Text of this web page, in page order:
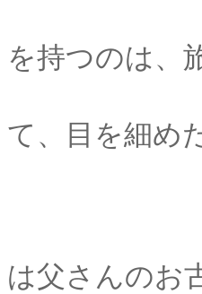
当然のこ
を持つのは、
剣心はな
て、目を細め
「後から
は父さんのお